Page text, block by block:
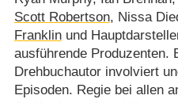
Scott Robertson, Nissa
Franklinund
ausführende Produzenten.
Drehbuchautor involviert
Episoden. Regie bei allen